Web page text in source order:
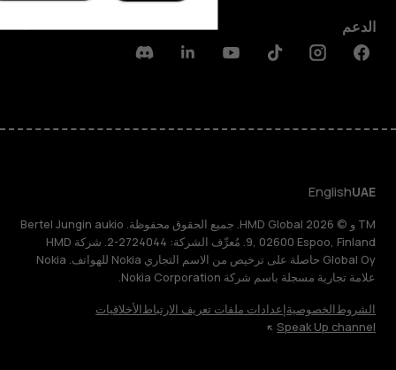
الدعم
Facebook
Instagram
Tiktok
Youtube
Linkedin
Discord
UAE
English
TM و © 2026 HMD Global. جميع الحقوق محفوظة. Bertel Jungin aukio
9, 02600 Espoo, Finland. مُعرِّف الشركة: 2724044-2. شركة HMD
Global Oy حاصلة على ترخيص من الاسم التجاري Nokia للهواتف. Nokia
علامة تجارية مسجلة باسم شركة Nokia Corporation.
الشروطالخصوصيةإعدادات ملفات تعريف الارتباطالأخلاقيات
Speak Up channel